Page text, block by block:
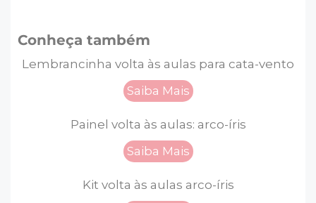
Conheça também
Lembrancinha volta às aulas para cata-vento
Saiba Mais
Painel volta às aulas: arco-íris
Saiba Mais
Kit volta às aulas arco-íris